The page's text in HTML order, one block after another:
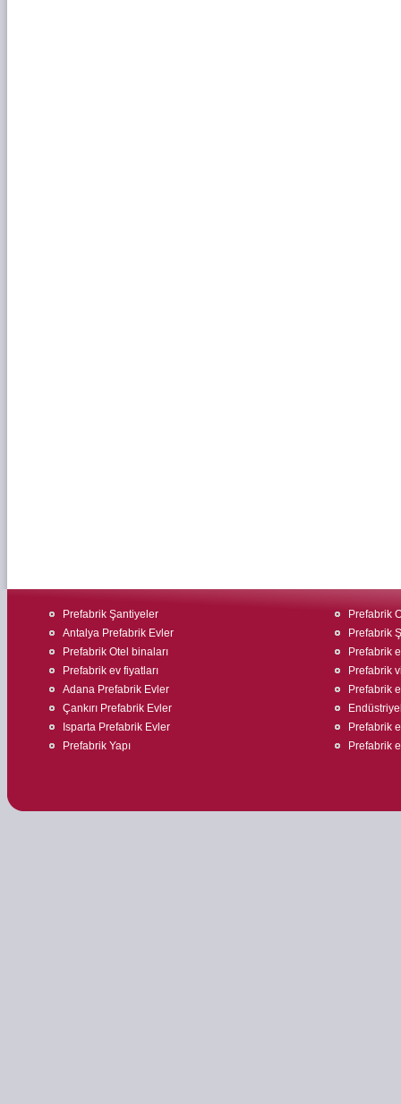
Prefabrik Şantiyeler
Antalya Prefabrik Evler
Prefabrik Otel binaları
Prefabrik ev fiyatları
Adana Prefabrik Evler
Çankırı Prefabrik Evler
Isparta Prefabrik Evler
Prefabrik Yapı
Prefabrik
Prefabrik
Prefabrik
Prefabrik
Prefabrik
Prefabrik
Prefabrik